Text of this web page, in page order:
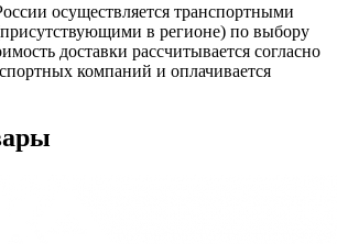
осуществляется транспортными
в регионе) по выбору
доставки рассчитывается согласно
компаний и оплачивается